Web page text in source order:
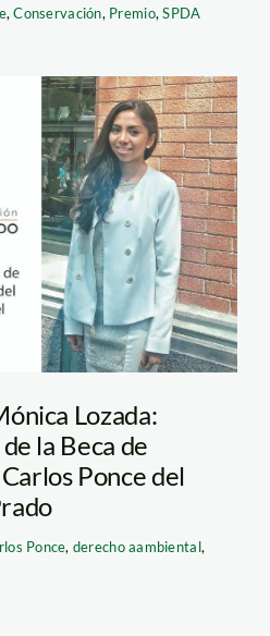
,Conservación, Premio,SPDA
lozada—
del-
Lozada:
la Beca de
Ponce del
Ponce, derecho aambiental,